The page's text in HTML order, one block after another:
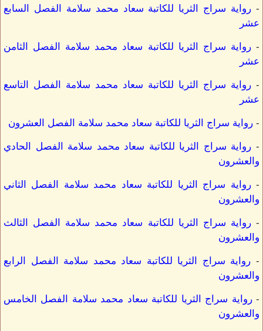
- رواية سراج الثريا للكاتبة سعاد محمد سلامة الفصل السابع
عشر
-رواية سراج الثريا للكاتبة سعاد محمد سلامة الفصل الثامن
عشر
- رواية سراج الثريا للكاتبة سعاد محمد سلامة الفصل التاسع
عشر
- رواية سراج الثريا للكاتبة سعاد محمد سلامة الفصل العشرون
- رواية سراج الثريا للكاتبة سعاد محمد سلامة الفصل الحادي
والعشرون
-رواية سراج الثريا للكاتبة سعاد محمد سلامة الفصل الثاني
والعشرون
-رواية سراج الثريا للكاتبة سعاد محمد سلامة الفصل الثالث
والعشرون
- رواية سراج الثريا للكاتبة سعاد محمد سلامة الفصل الرابع
والعشرون
-رواية سراج الثريا للكاتبة سعاد محمد سلامة الفصل الخامس
والعشرون